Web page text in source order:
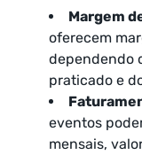
Margem
oferecem
dependendo
praticado e
eventos
mensais,